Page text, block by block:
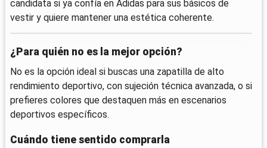
candidata si ya confía en Adidas para sus básicos de
vestir y quiere mantener una estética coherente.
¿Para quién no es la mejor opción?
No es la opción ideal si buscas una zapatilla de alto
rendimiento deportivo, con sujeción técnica avanzada, o si
prefieres colores que destaquen más en escenarios
deportivos específicos.
Cuándo tiene sentido comprarla